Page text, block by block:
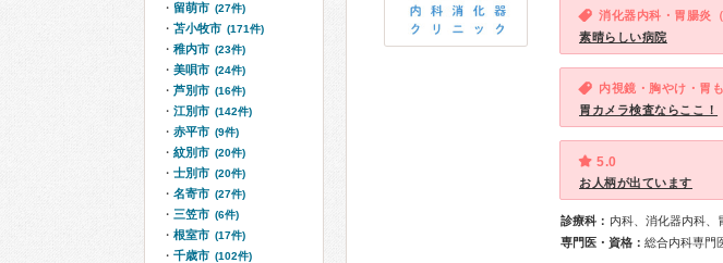
消化器内科・胃腸炎
素晴らしい病院
内視鏡・胸やけ・胃
胃カメラ検査ならここ！
5.0
お人柄が出ています
診療科： 内科、消化器内科、
専門医・資格：
留萌市 (27件)
苫小牧市 (171件)
稚内市 (23件)
美唄市 (24件)
芦別市 (16件)
江別市 (142件)
赤平市 (9件)
紋別市 (20件)
士別市 (20件)
名寄市 (27件)
三笠市 (6件)
根室市 (17件)
千歳市 (102件)